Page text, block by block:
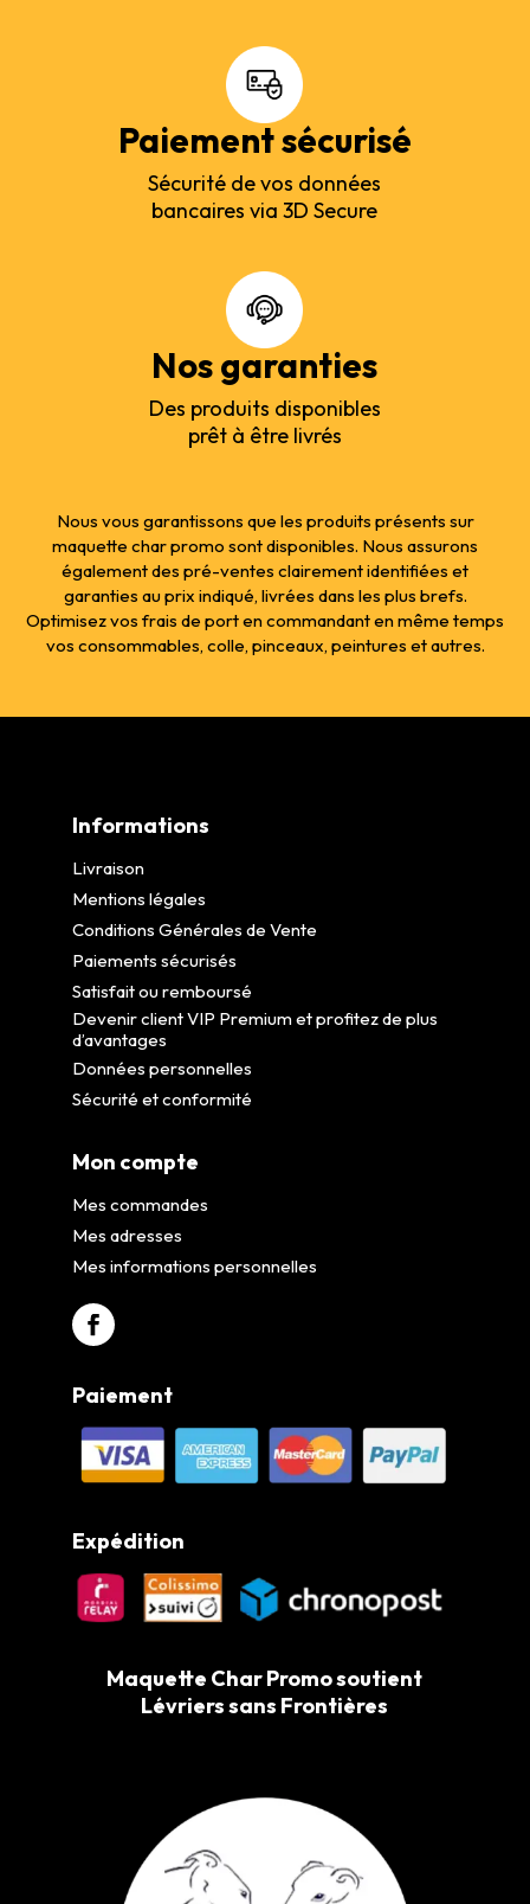
Paiement sécurisé
Sécurité de vos données
bancaires via 3D Secure
Nos garanties
Des produits disponibles
prêt à être livrés
Nous vous garantissons que les produits présents sur
maquette char promo sont disponibles. Nous assurons
également des pré-ventes clairement identifiées et
garanties au prix indiqué, livrées dans les plus brefs.
Optimisez vos frais de port en commandant en même temps
vos consommables, colle, pinceaux, peintures et autres.
Informations
Livraison
Mentions légales
Conditions Générales de Vente
Paiements sécurisés
Satisfait ou remboursé
Devenir client VIP Premium et profitez de plus
d’avantages
Données personnelles
Sécurité et conformité
Mon compte
Mes commandes
Mes adresses
Mes informations personnelles
Paiement
Expédition
Maquette Char Promo soutient
Lévriers sans Frontières